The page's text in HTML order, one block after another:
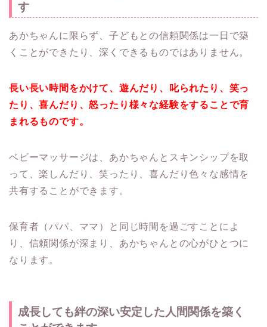
す
あかちゃんに限らず、子どもとの信頼関係は一日で築
くことができたり、深くできるものではありません。
長い長い時間をかけて、遊んだり、叱られたり、笑っ
たり、喜んだり、怒ったり様々な経験をすることで育
まれるものです。
ベビーマッサージは、あかちゃんとスキンシップを取
って、楽しんだり、笑ったり、喜んだり色々な感情を
共有することができます。
保育者（パパ、ママ）と同じ時間を過ごすことによ
り、信頼関係が深まり、あかちゃんとの心がひとつに
なります。
成長しても絆の深い安定した人間関係を築く